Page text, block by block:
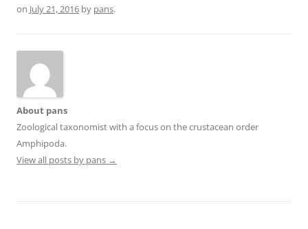
on July 21, 2016 by pans.
About pans
Zoological taxonomist with a focus on the crustacean order
Amphipoda.
View all posts by pans →